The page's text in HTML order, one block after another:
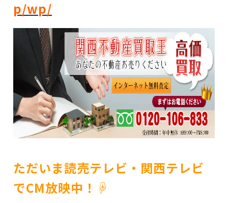
p/wp/
ただいま読売テレビ・関西テレビ
でCM放映中！☟